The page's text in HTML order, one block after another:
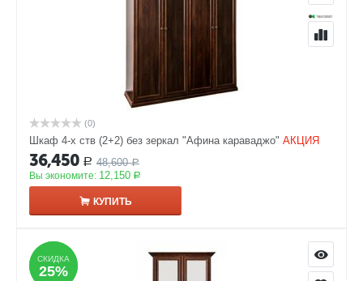
(0)
Шкаф 4-х ств (2+2) без зеркал "Афина караваджо" АКЦИЯ
36,450 Р 48,600 Р
Вы экономите: 12,150 Р
КУПИТЬ
СКИДКА
25%
СКИДКА
25%